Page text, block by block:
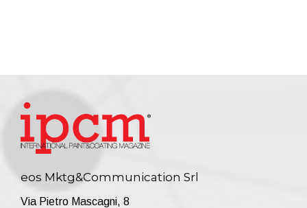
eos Mktg&Communication Srl
Via Pietro Mascagni, 8